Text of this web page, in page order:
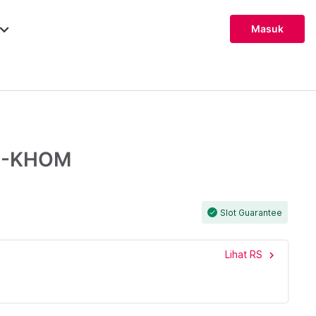
keyboard_arrow_down Masuk
KHOM
check Slot Guarantee
Lihat RS chevron_right